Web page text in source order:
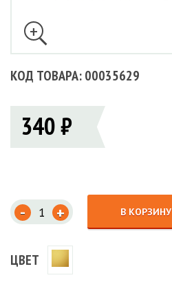
КОД ТОВАРА: 00035629
340 ₽
- + В КОРЗИНУ
ЦВЕТ